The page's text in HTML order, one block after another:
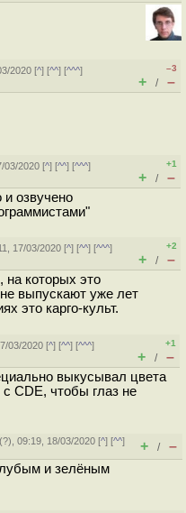
2020 [^] [^^] [^^^]
–3
+ / –
03/2020 [^] [^^] [^^^]
+1
+ / –
и озвучено
17/03/2020 [^] [^^] [^^^]
+2
+ / –
на которых это
выпускают уже лет
это карго-культ.
03/2020 [^] [^^] [^^^]
+1
+ / –
выкусывал цвета
CDE, чтобы глаз не
(?), 09:19, 18/03/2020 [^] [^^]
+ / –
и зелёным